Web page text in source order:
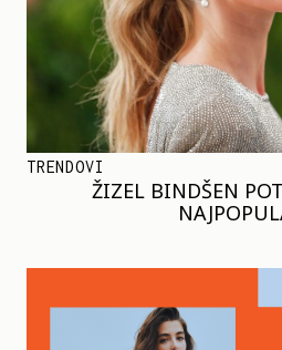
TRENDOVI
ŽIZEL BINDŠEN